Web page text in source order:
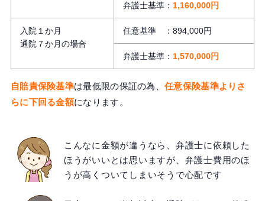
弁護士基準： 1,160,000円
入院１か月
通院７か月の場合
任意基準 ：894,000円
弁護士基準： 1,570,000円
自賠責保険基準は最低限の保証の為、任意保険基準よりさ
らに下回る金額になります。
こんなに金額が違うなら、弁護士に依頼した
ほうがいいとは思いますが、弁護士費用のほ
うが高くついてしまいそうで心配です